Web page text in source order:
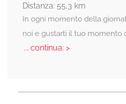
Distanza: 55,3 km
In ogni momento della
noi e gustarti il tuo momento
... continua: >